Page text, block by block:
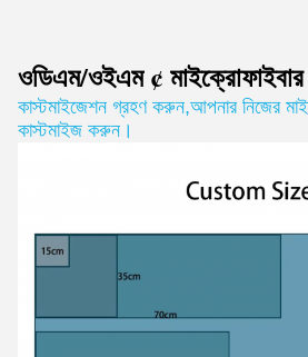
ওডিএম/ওইএম ¢ মাইক্রোফাইবার
কাস্টমাইজেশন গ্রহণ করুন,আপনার নিজের
কাস্টমাইজ করুন।